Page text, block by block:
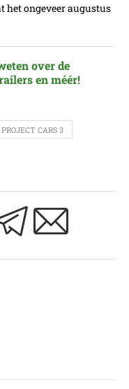
het ongeveer augustus
over de
en méér!
PROJECT CARS 3